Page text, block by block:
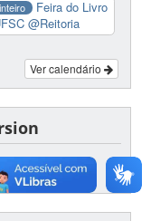
Feira do Livro
@Reitoria
Ver calendário
website here